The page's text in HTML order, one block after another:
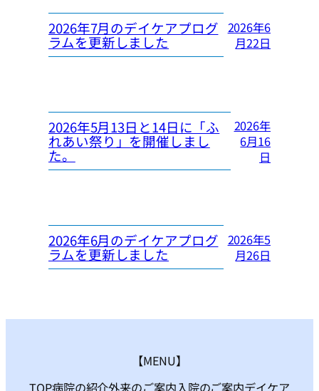
2026年7月のデイケアプログ
ラムを更新しました
2026年6
月22日
2026年5月13日と14日に「ふ
れあい祭り」を開催しまし
た。
2026年
6月16
日
2026年6月のデイケアプログ
ラムを更新しました
2026年5
月26日
【MENU】